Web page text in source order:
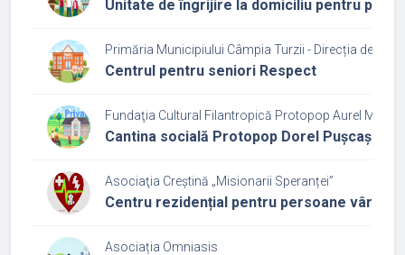
Unitate de îngrijire la domiciliu pentru
Primăria Municipiului Câmpia Turzii - Direcția de
Centrul pentru seniori Respect
Fundaţia Cultural Filantropică Protopop Aurel
Cantina socială Protopop Dorel Pușcaș
Asociaţia Creștină „Misionarii Speranței”
Centru rezidențial pentru persoane
Asociația Omniasis